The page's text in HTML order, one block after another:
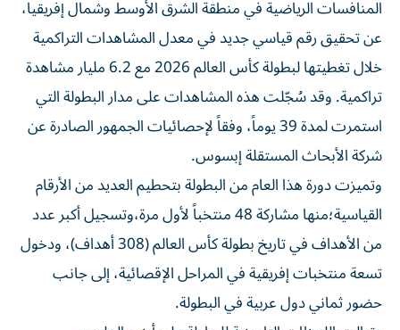
عن تحقيق رقم قياسي جديد في معدل المشاهدات التراكمية
خلال تغطيتها لبطولة كأس العالم 2026 مع 6.2 مليار مشاهدة
تراكمية. وقد سُجّلت هذه المشاهدات على مدار البطولة التي
استمرت لمدة 39 يوماً، وفقاً لإحصائيات الجمهور الصادرة عن
شركة الأبحاث المستقلة إبسوس.
وتميزت دورة هذا العام من البطولة بتحطيم العديد من الأرقام
القياسية؛منها مشاركة 48 منتخباً لأول مرة،وتسجيل أكبر عدد
من الأهداف في تاريخ بطولة كأس العالم (308 أهداف)، ودخول
تسعة منتخبات إفريقية في المراحل الإقصائية، إلى جانب
حضور ثماني دول عربية في البطولة.
وتوالت اللحظات التاريخية للبطولة على أرض الملعب